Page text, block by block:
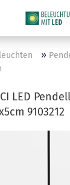
»
LED
9103212